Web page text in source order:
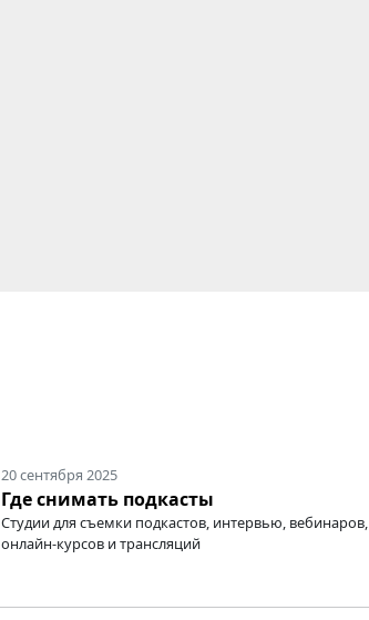
20 сентября 2025
Где снимать подкасты
Студии для съемки подкастов, интервью, вебинаров,
онлайн-курсов и трансляций